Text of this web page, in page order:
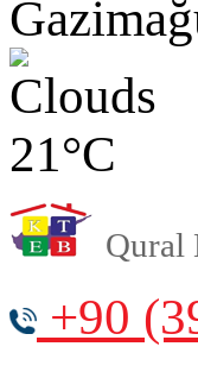
21°C
Qural
+90